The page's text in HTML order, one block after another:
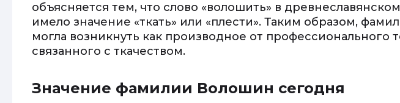
объясняется тем, что слово «волошить» в
имело значение «ткать» или «плести». Таким образом,
могла возникнуть как производное от профессионального
связанного с ткачеством.
Значение фамилии Волошин сегодня